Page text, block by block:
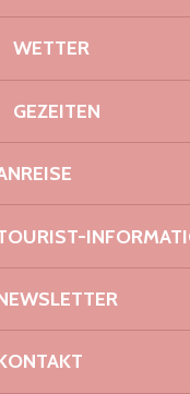
WETTER
GEZEITEN
und
melden Sie